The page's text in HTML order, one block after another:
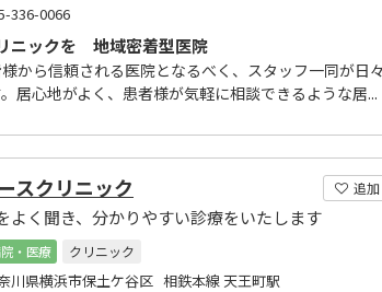
336-0066
ニックを 地域密着型医院
から信頼される医院となるべく、スタッフ一同が日々
居心地がよく、患者様が気軽に相談できるような居...
追加
スクリニック
よく聞き、分かりやすい診療をいたします
・医療
クリニック
川県横浜市保土ケ谷区 相鉄本線 天王町駅